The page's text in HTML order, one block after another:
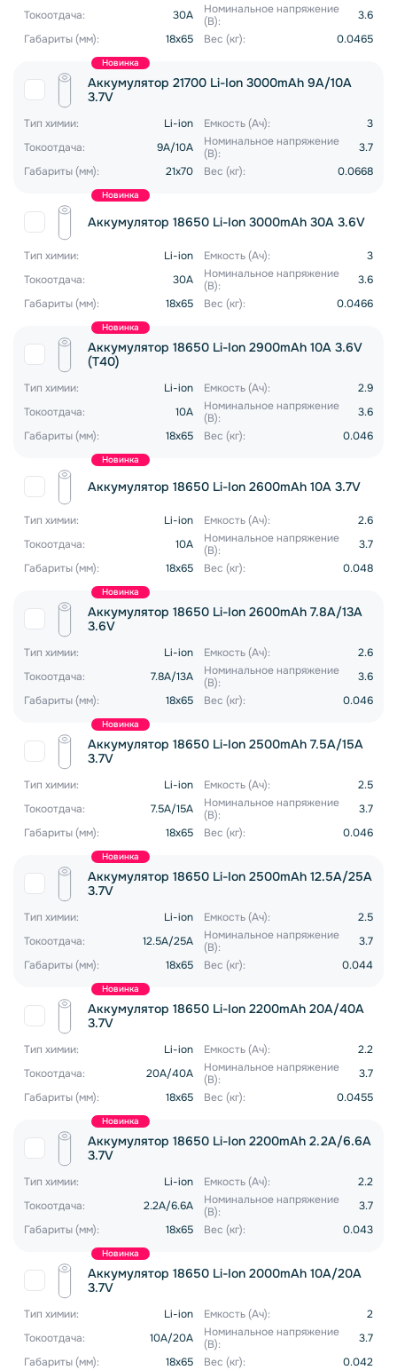
Токоотдача:
30A
Номинальное напряжение
(В):
3.6
Габариты (мм):
18x65 Вес (кг): 0.0465
Новинка
Аккумулятор 21700 Li-Ion 3000mAh 9A/10A
3.7V
Тип химии: Li-ion Емкость (Ач):
3
Токоотдача:
9A/10A
Номинальное напряжение
(В):
3.7
Габариты (мм):
21x70 Вес (кг): 0.0668
Новинка
Аккумулятор 18650 Li-Ion 3000mAh 30A 3.6V
Тип химии: Li-ion Емкость (Ач):
3
Токоотдача:
30A
Номинальное напряжение
(В):
3.6
Габариты (мм):
18x65 Вес (кг): 0.0466
Новинка
Аккумулятор 18650 Li-Ion 2900mAh 10A 3.6V
(T40)
Тип химии: Li-ion Емкость (Ач):
2.9
Токоотдача:
10A
Номинальное напряжение
(В):
3.6
Габариты (мм):
18x65 Вес (кг): 0.046
Новинка
Аккумулятор 18650 Li-Ion 2600mAh 10A 3.7V
Тип химии: Li-ion Емкость (Ач):
2.6
Токоотдача:
10A
Номинальное напряжение
(В):
3.7
Габариты (мм):
18x65 Вес (кг): 0.048
Новинка
Аккумулятор 18650 Li-Ion 2600mAh 7.8A/13A
3.6V
Тип химии: Li-ion Емкость (Ач):
2.6
Токоотдача:
7.8A/13A
Номинальное напряжение
(В):
3.6
Габариты (мм):
18x65 Вес (кг): 0.046
Новинка
Аккумулятор 18650 Li-Ion 2500mAh 7.5A/15A
3.7V
Тип химии: Li-ion Емкость (Ач):
2.5
Токоотдача:
7.5A/15A
Номинальное напряжение
(В):
3.7
Габариты (мм):
18x65 Вес (кг): 0.046
Новинка
Аккумулятор 18650 Li-Ion 2500mAh 12.5A/25A
3.7V
Тип химии: Li-ion Емкость (Ач):
2.5
Токоотдача:
12.5A/25A
Номинальное напряжение
(В):
3.7
Габариты (мм):
18x65 Вес (кг): 0.044
Новинка
Аккумулятор 18650 Li-Ion 2200mAh 20A/40A
3.7V
Тип химии: Li-ion Емкость (Ач):
2.2
Токоотдача:
20A/40A
Номинальное напряжение
(В):
3.7
Габариты (мм):
18x65 Вес (кг): 0.0455
Новинка
Аккумулятор 18650 Li-Ion 2200mAh 2.2A/6.6A
3.7V
Тип химии: Li-ion Емкость (Ач):
2.2
Токоотдача:
2.2A/6.6A
Номинальное напряжение
(В):
3.7
Габариты (мм):
18x65 Вес (кг): 0.043
Новинка
Аккумулятор 18650 Li-Ion 2000mAh 10A/20A
3.7V
Тип химии: Li-ion Емкость (Ач):
2
Токоотдача:
10A/20A
Номинальное напряжение
(В):
3.7
Габариты (мм):
18x65 Вес (кг): 0.042